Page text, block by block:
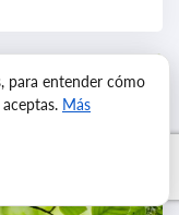
para entender cómo
Más